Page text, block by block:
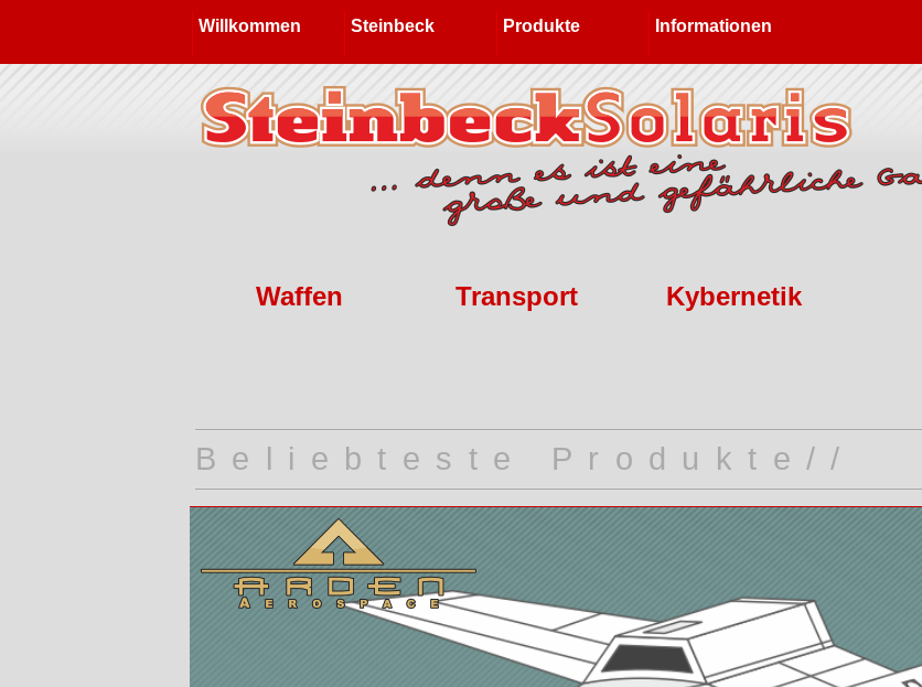
Willkommen Steinbeck Produkte Informationen
Waffen Transport Kybernetik
Beliebteste Produkte//